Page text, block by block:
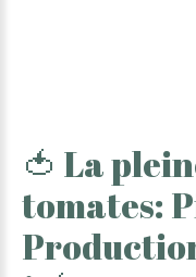
🍅 La
tomates: